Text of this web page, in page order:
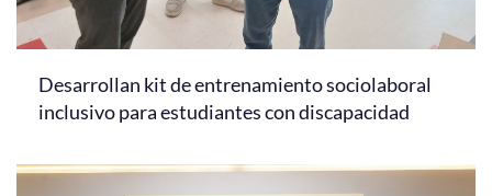
Desarrollan kit de entrenamiento sociolaboral
inclusivo para estudiantes con discapacidad